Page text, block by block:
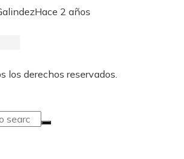
Hace 2 años
los derechos reservados.